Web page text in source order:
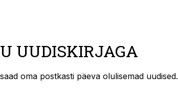
UUDISKIRJAGA
oma postkasti päeva olulisemad uudised.